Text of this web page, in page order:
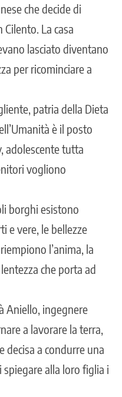
che decide di
La casa
lasciato diventano
per ricominciare a
patria della Dieta
è il posto
adolescente tutta
vogliono
borghi esistono
e vere, le bellezze
l’anima, la
che porta ad
Aniello, ingegnere
a lavorare la terra,
decisa a condurre una
alla loro figlia i